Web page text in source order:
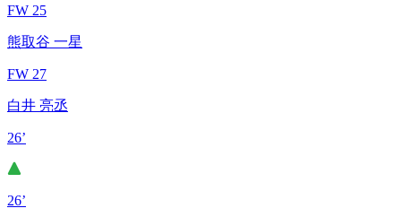
FW 25
熊取谷 一星
FW 27
白井 亮丞
26’
26’